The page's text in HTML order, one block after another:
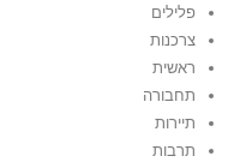
פלילים
צרכנות
ראשית
תחבורה
תיירות
תרבות